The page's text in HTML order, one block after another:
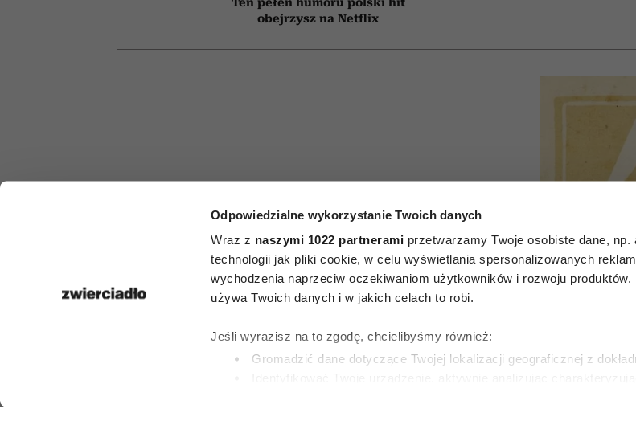
Odpowiedzialne wykorzystanie Twoich danych
Wraz z naszymi 1022 partnerami przetwarzamy Twoje osobiste dane,
technologii jak pliki cookie, w celu wyświetlania spersonalizowanych
wychodzenia naprzeciw oczekiwaniom użytkowników i rozwoju
używa Twoich danych i w jakich celach to robi.
Jeśli wyrazisz na to zgodę, chcielibyśmy również:
Gromadzić dane dotyczące Twojej lokalizacji geograficznej z
Ten pełen humoru polski hit
obejrzysz na Netflix
HOROSKOP
Horoskop tygodniowy
dla Byka na 27 lipca–
2 sierpnia 2026